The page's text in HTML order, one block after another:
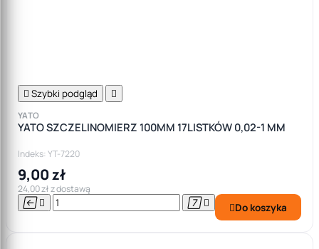
 Szybki podgląd 
YATO
YATO SZCZELINOMIERZ 100MM 17LISTKÓW 0,02-1 MM
Indeks: YT-7220
9,00 zł
24,00 zł z dostawą
    Do koszyka